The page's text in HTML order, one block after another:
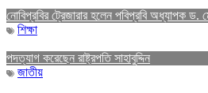
নোবিপ্রবির ট্রেজারার হলেন পবিপ্রবি অধ্যাপক ড.
শিক্ষা
পদত্যাগ করেছেন রাষ্ট্রপতি সাহাবুদ্দিন
জাতীয়